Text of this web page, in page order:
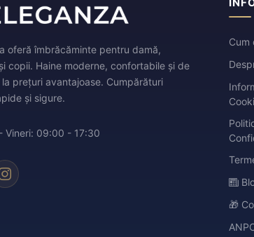
oferă îmbrăcăminte pentru damă,
copii. Haine moderne, confortabile și de
prețuri avantajoase. Cumpărături
și sigure.
Vineri: 09:00 - 17:30
Cum
🎁